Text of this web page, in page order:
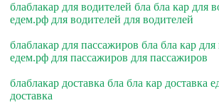
блаблакар для водителей бла бла кар для
едем.рф для водителей для водителей
блаблакар для пассажиров бла бла кар
едем.рф для пассажиров для пассажиров
блаблакар доставка бла бла кар доставка
доставка